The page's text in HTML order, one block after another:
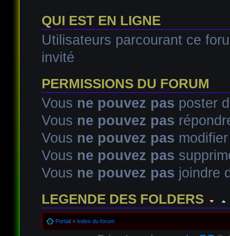
QUI EST EN LIGNE
Utilisateurs parcourant ce
invité
PERMISSIONS DU FORUM
Vous ne pouvez pas poster
Vous ne pouvez pas
Vous ne pouvez pas
Vous ne pouvez pas
Vous ne pouvez pas joindre
LEGENDE DES FOLDERS
Portail» Index du forum